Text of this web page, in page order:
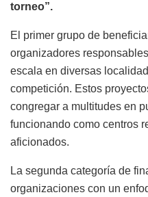
torneo”.
El primer grupo de
organizadores
escala en diversas
competición. Estos
congregar a multitudes en
funcionando como centros
aficionados.
La segunda categoría de
organizaciones con un